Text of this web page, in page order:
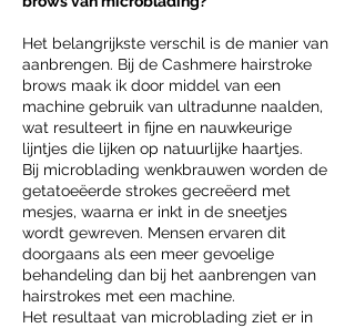
Het belangrijkste verschil is de manier van
aanbrengen. Bij de Cashmere hairstroke
brows maak ik door middel van een
machine gebruik van ultradunne naalden,
wat resulteert in fijne en nauwkeurige
lijntjes die lijken op natuurlijke haartjes.
Bij microblading wenkbrauwen worden de
getatoeëerde strokes gecreëerd met
mesjes, waarna er inkt in de sneetjes
wordt gewreven. Mensen ervaren dit
doorgaans als een meer gevoelige
behandeling dan bij het aanbrengen van
hairstrokes met een machine.
Het resultaat van microblading ziet er in